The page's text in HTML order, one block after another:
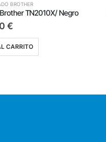
BROTHER
TN2010X/ Negro
€
CARRITO